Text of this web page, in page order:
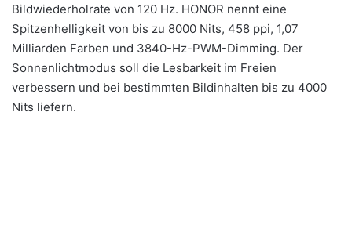
Bildwiederholrate von 120 Hz. HONOR nennt eine
Spitzenhelligkeit von bis zu 8000 Nits, 458 ppi, 1,07
Milliarden Farben und 3840-Hz-PWM-Dimming. Der
Sonnenlichtmodus soll die Lesbarkeit im Freien
verbessern und bei bestimmten Bildinhalten bis zu 4000
Nits liefern.